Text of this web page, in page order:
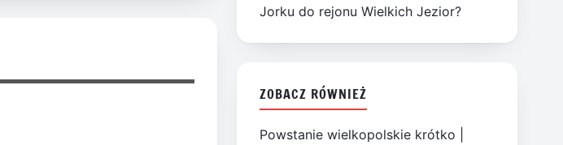
Jorku do rejonu Wielkich Jezior?
ZOBACZ RÓWNIEŻ
Powstanie wielkopolskie krótko